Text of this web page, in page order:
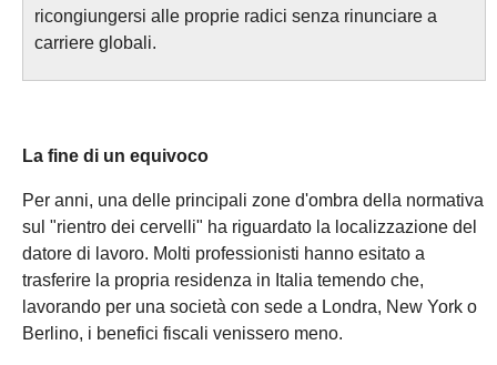
ricongiungersi alle proprie radici senza rinunciare a
carriere globali.
La fine di un equivoco
Per anni, una delle principali zone d'ombra della normativa
sul "rientro dei cervelli" ha riguardato la localizzazione del
datore di lavoro. Molti professionisti hanno esitato a
trasferire la propria residenza in Italia temendo che,
lavorando per una società con sede a Londra, New York o
Berlino, i benefici fiscali venissero meno.